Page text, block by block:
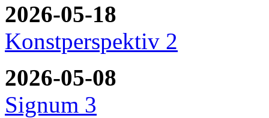
2026-05-18
Konstperspektiv 2
2026-05-08
Signum 3